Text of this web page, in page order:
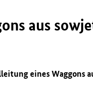
aus
eines Waggons